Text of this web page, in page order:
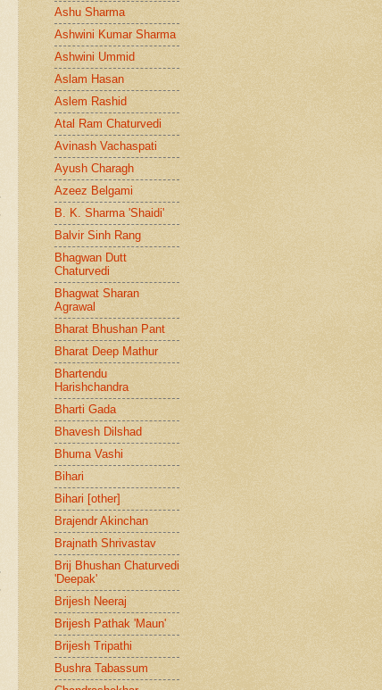
Ashu Sharma
Ashwini Kumar Sharma
Ashwini Ummid
Aslam Hasan
Aslem Rashid
Atal Ram Chaturvedi
Avinash Vachaspati
Ayush Charagh
Azeez Belgami
B. K. Sharma 'Shaidi'
Balvir Sinh Rang
Bhagwan Dutt
Chaturvedi
Bhagwat Sharan
Agrawal
Bharat Bhushan Pant
Bharat Deep Mathur
Bhartendu
Harishchandra
Bharti Gada
Bhavesh Dilshad
Bhuma Vashi
Bihari
Bihari [other]
Brajendr Akinchan
Brajnath Shrivastav
Brij Bhushan Chaturvedi
'Deepak'
Brijesh Neeraj
Brijesh Pathak 'Maun'
Brijesh Tripathi
Bushra Tabassum